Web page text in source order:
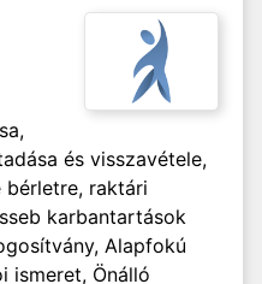
és visszavétele,
raktári
karbantartások
Alapfokú
ismeret, Önálló